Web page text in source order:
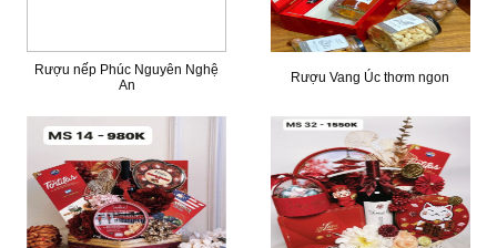
Rượu nếp Phúc Nguyên Nghệ
An
Rượu Vang Úc thơm ngon